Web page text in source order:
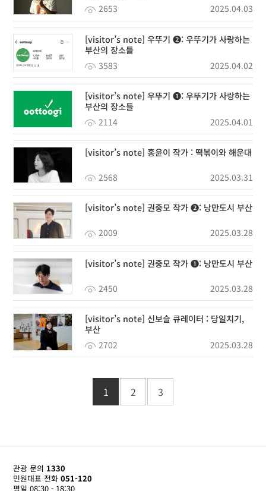
2653 2025.04.03
[visitor’s note] 우뚜기 ❷: 우뚜기가 사랑하는
부산의 장소들
3583 2025.04.02
[visitor’s note] 우뚜기 ❶: 우뚜기가 사랑하는
부산의 장소들
2114 2025.04.01
[visitor’s note] 홍윤이 작가 : 떡볶이와 해운대
2568 2025.03.31
[visitor’s note] 권중모 작가 ❷: 낭만도시 부산
2009 2025.03.28
[visitor’s note] 권중모 작가 ❶: 낭만도시 부산
2450 2025.03.28
[visitor’s note] 신보슬 큐레이터 : 당일치기,
부산
2702 2025.03.28
1 2 3
관광 문의 1330
민원대표 전화 051-120
평일 08:30 - 18:30